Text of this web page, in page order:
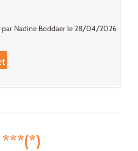
par Nadine Boddaer le 28/04/2026
***(*)